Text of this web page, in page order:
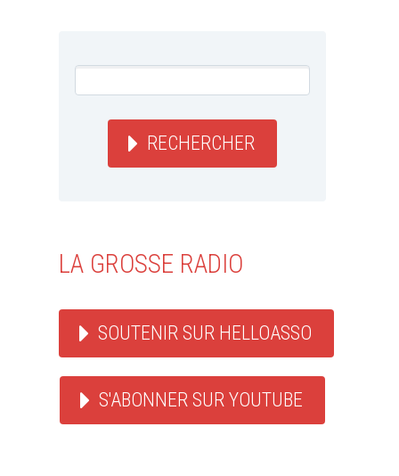
RECHERCHER
LA GROSSE RADIO
SOUTENIR SUR HELLOASSO
S'ABONNER SUR YOUTUBE